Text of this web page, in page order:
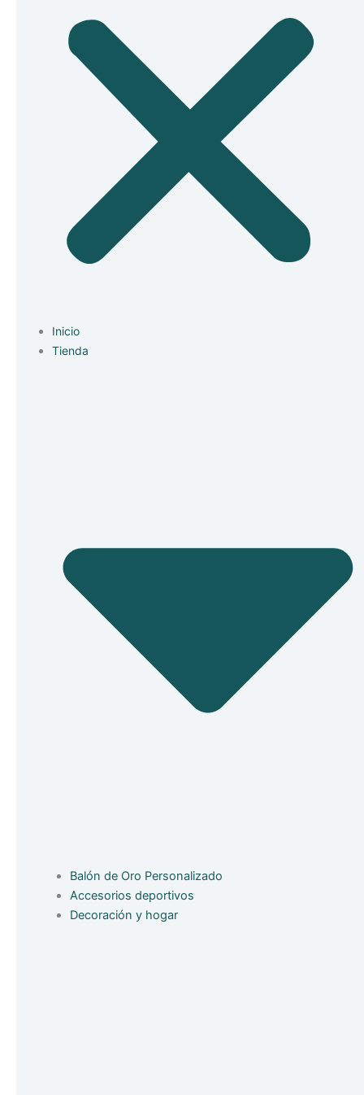
Inicio
Tienda
Balón de Oro Personalizado
Accesorios deportivos
Decoración y hogar